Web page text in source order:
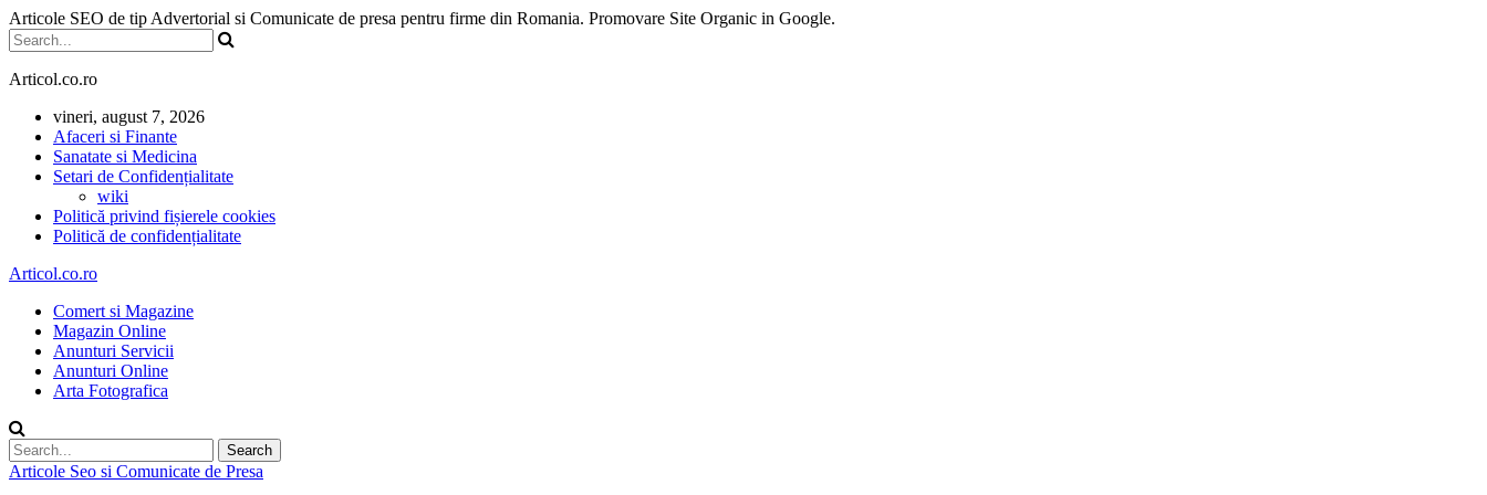
Articole SEO de tip Advertorial si Comunicate de presa pentru firme din Romania. Promovare Site Organic in Google.
Articol.co.ro
vineri, august 7, 2026
Afaceri si Finante
Sanatate si Medicina
Setari de Confidențialitate
wiki
Politică privind fișierele cookies
Politică de confidențialitate
Articol.co.ro
Comert si Magazine
Magazin Online
Anunturi Servicii
Anunturi Online
Arta Fotografica
Articole Seo si Comunicate de Presa